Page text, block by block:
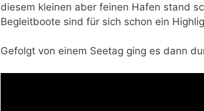
diesem kleinen aber feinen Hafen stand
Begleitboote sind für sich schon ein
Gefolgt von einem Seetag ging es dann